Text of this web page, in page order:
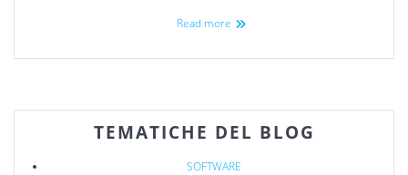
Read more
TEMATICHE DEL BLOG
SOFTWARE